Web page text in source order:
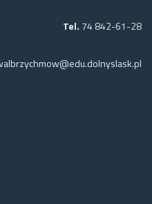
Tel. 74 842-61-28